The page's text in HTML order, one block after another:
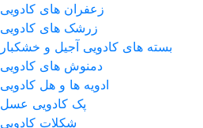
زعفران های کادویی
زرشک های کادویی
بسته های کادویی آجیل و خشکبار
دمنوش های کادویی
ادویه ها و هل کادویی
پک کادویی عسل
شکلات کادویی